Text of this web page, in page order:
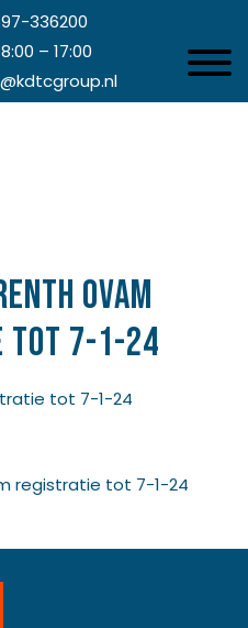
336200
– 17:00
ovam
7-1-24
tot 7-1-24
registratie tot 7-1-24